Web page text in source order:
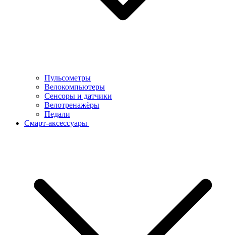
Пульсометры
Велокомпьютеры
Сенсоры и датчики
Велотренажёры
Педали
Смарт-аксессуары